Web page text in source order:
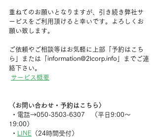
重ねてのお願いとなりますが、引き続き弊社サ
ービスをご利用頂けると幸いです。よろしくお
願い致します。
ご依頼やご相談等はお気軽に上部「予約はこち
ら」または「information@2lcorp.info」までご連
絡下さい。
サービス概要
〈お問い合わせ・予約はこちら〉
19:00）
・ LINE （24時間受付）